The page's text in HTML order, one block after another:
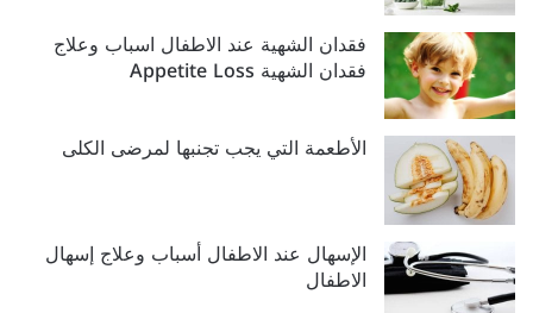
فقدان الشهية عند الاطفال اسباب وعلاج
فقدان الشهية Appetite Loss
الأطعمة التي يجب تجنبها لمرضى الكلى
الإسهال عند الاطفال أسباب وعلاج إسهال
الاطفال